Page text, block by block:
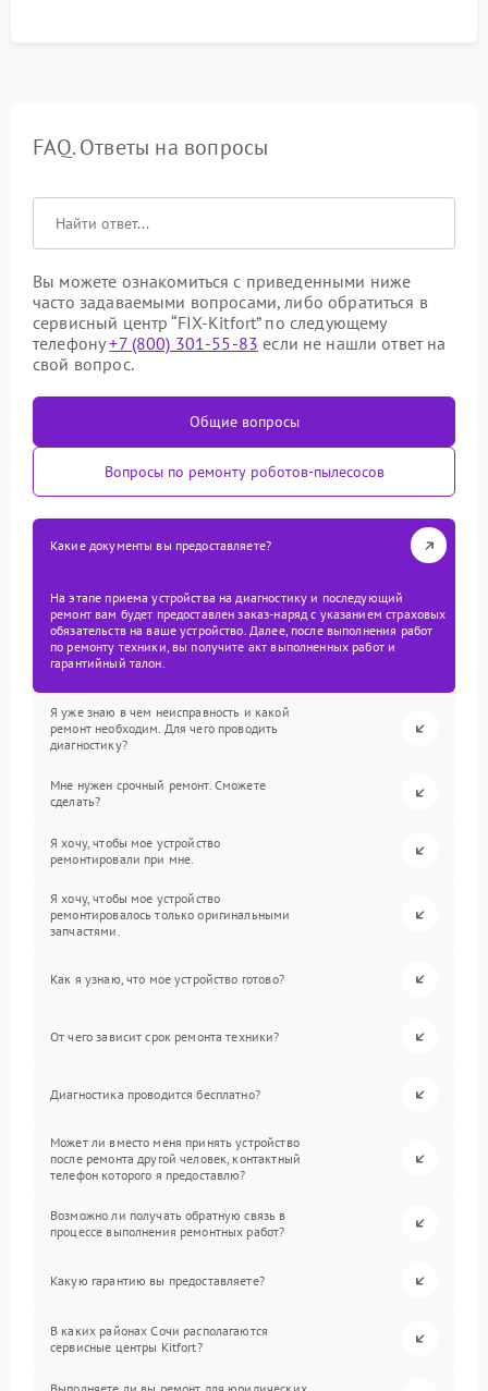
FAQ. Ответы на вопросы
Вы можете ознакомиться с приведенными ниже
часто задаваемыми вопросами, либо обратиться в
сервисный центр “FIX-Kitfort” по следующему
телефону+7 (800) 301-55-83 если не нашли ответ на
свой вопрос.
Общие вопросы
Вопросы по ремонту роботов-пылесосов
Какие документы вы предоставляете?
На этапе приема устройства на диагностику и последующий
ремонт вам будет предоставлен заказ-наряд с указанием страховых
обязательств на ваше устройство. Далее, после выполнения работ
по ремонту техники, вы получите акт выполненных работ и
гарантийный талон.
Я уже знаю в чем неисправность и какой
ремонт необходим. Для чего проводить
диагностику?
Мне нужен срочный ремонт. Сможете
сделать?
Я хочу, чтобы мое устройство
ремонтировали при мне.
Я хочу, чтобы мое устройство
ремонтировалось только оригинальными
запчастями.
Как я узнаю, что мое устройство готово?
От чего зависит срок ремонта техники?
Диагностика проводится бесплатно?
Может ли вместо меня принять устройство
после ремонта другой человек, контактный
телефон которого я предоставлю?
Возможно ли получать обратную связь в
процессе выполнения ремонтных работ?
Какую гарантию вы предоставляете?
В каких районах Сочи располагаются
сервисные центры Kitfort?
Выполняете ли вы ремонт для юридических